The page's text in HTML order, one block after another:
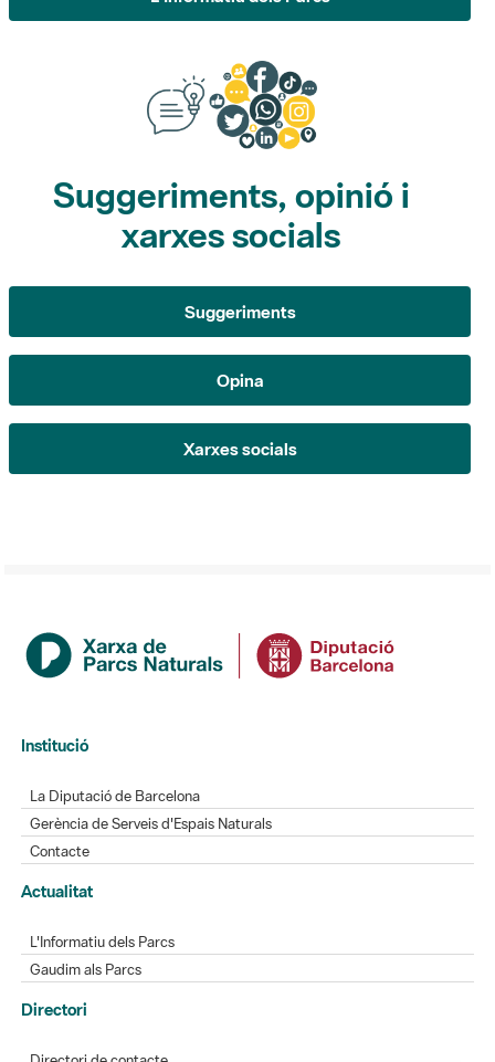
Suggeriments, opinió i
xarxes socials
Suggeriments
Opina
Xarxes socials
Institució
Gerència de Serveis d'Espais Naturals
Actualitat
L'Informatiu dels Parcs
Gaudim als Parcs
Directori de contacte
Xarxes socials